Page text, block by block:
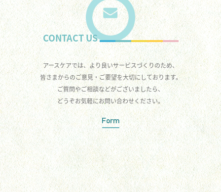
CONTACT US
アースケアでは、より良いサービスづくりのため、
皆さまからのご意見・ご要望を大切にしております。
ご質問やご相談などがございましたら、
どうぞお気軽にお問い合わせください。
Form